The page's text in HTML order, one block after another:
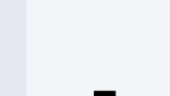
Participer aux cours de